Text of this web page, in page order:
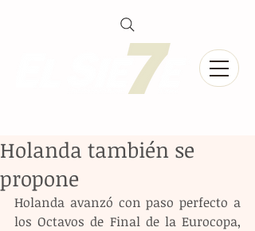
Holanda también se
propone
Holanda avanzó con paso perfecto a
los Octavos de Final de la Eurocopa,